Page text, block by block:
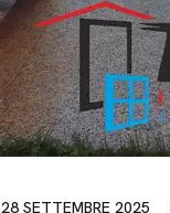
28 SETTEMBRE 2025